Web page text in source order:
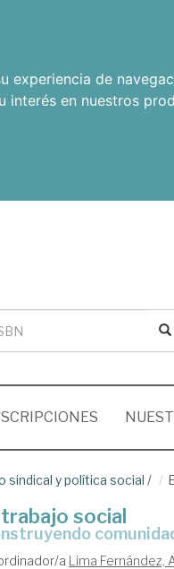
de
interés en nuestros
sindical y política social /
trabajo social
a Lima Fernández,